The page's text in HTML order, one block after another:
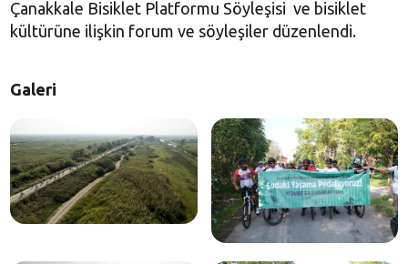
Çanakkale Bisiklet Platformu Söyleşisi ve bisiklet
kültürüne ilişkin forum ve söyleşiler düzenlendi.
Galeri